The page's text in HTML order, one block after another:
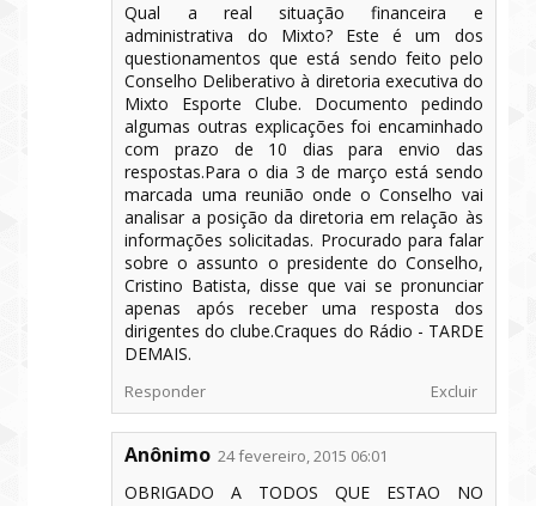
Qual a real situação financeira e
administrativa do Mixto? Este é um dos
questionamentos que está sendo feito pelo
Conselho Deliberativo à diretoria executiva do
Mixto Esporte Clube. Documento pedindo
algumas outras explicações foi encaminhado
com prazo de 10 dias para envio das
respostas.Para o dia 3 de março está sendo
marcada uma reunião onde o Conselho vai
analisar a posição da diretoria em relação às
informações solicitadas. Procurado para falar
sobre o assunto o presidente do Conselho,
Cristino Batista, disse que vai se pronunciar
apenas após receber uma resposta dos
dirigentes do clube.Craques do Rádio - TARDE
DEMAIS.
Responder Excluir
Anônimo 24 fevereiro, 2015 06:01
OBRIGADO A TODOS QUE ESTAO NO